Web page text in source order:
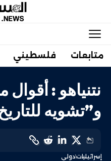
متابعات فلسطيني
نتنياهو :
و”تشويه
إسرائيلياتدولي